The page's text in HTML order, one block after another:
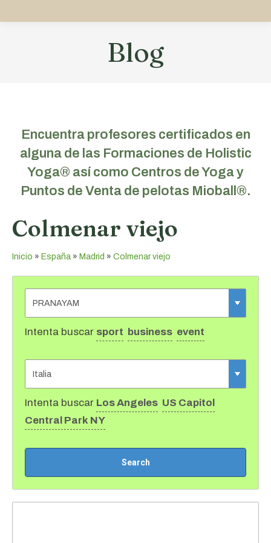
Blog
Encuentra profesores certificados en
alguna de las Formaciones de Holistic
Yoga® así como Centros de Yoga y
Puntos de Venta de pelotas Mioball®.
Colmenar viejo
Inicio » España » Madrid » Colmenar viejo
Intenta buscar sport business event
Intenta buscar Los Angeles US Capitol
Central Park NY